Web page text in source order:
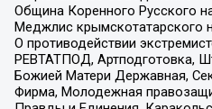
Община Коренного Русского
Меджлис крымскотатарского
О противодействии
РЕВТАТПОД, Артподготовка,
Божией Матери Державная,
Фирма, Молодежная